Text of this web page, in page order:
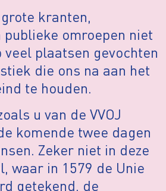
kranten,
omroepen niet
plaatsen gevochten
die ons na aan het
te houden.
u van de VVOJ
komende twee dagen
Zeker niet in deze
waar in 1579 de Unie
getekend, de